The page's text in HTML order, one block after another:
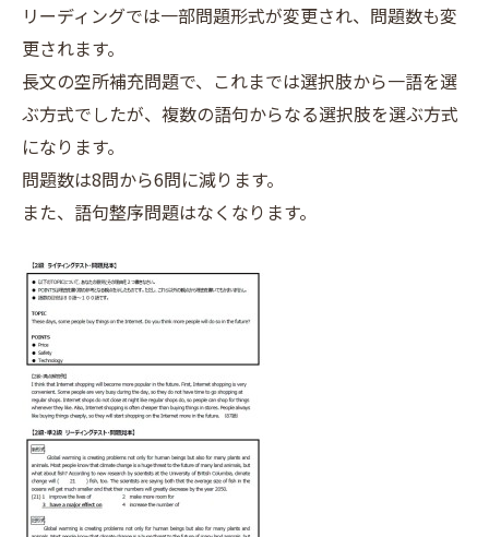
リーディングでは一部問題形式が変更され、問題数も変
更されます。
長文の空所補充問題で、これまでは選択肢から一語を選
ぶ方式でしたが、複数の語句からなる選択肢を選ぶ方式
になります。
問題数は8問から6問に減ります。
また、語句整序問題はなくなります。